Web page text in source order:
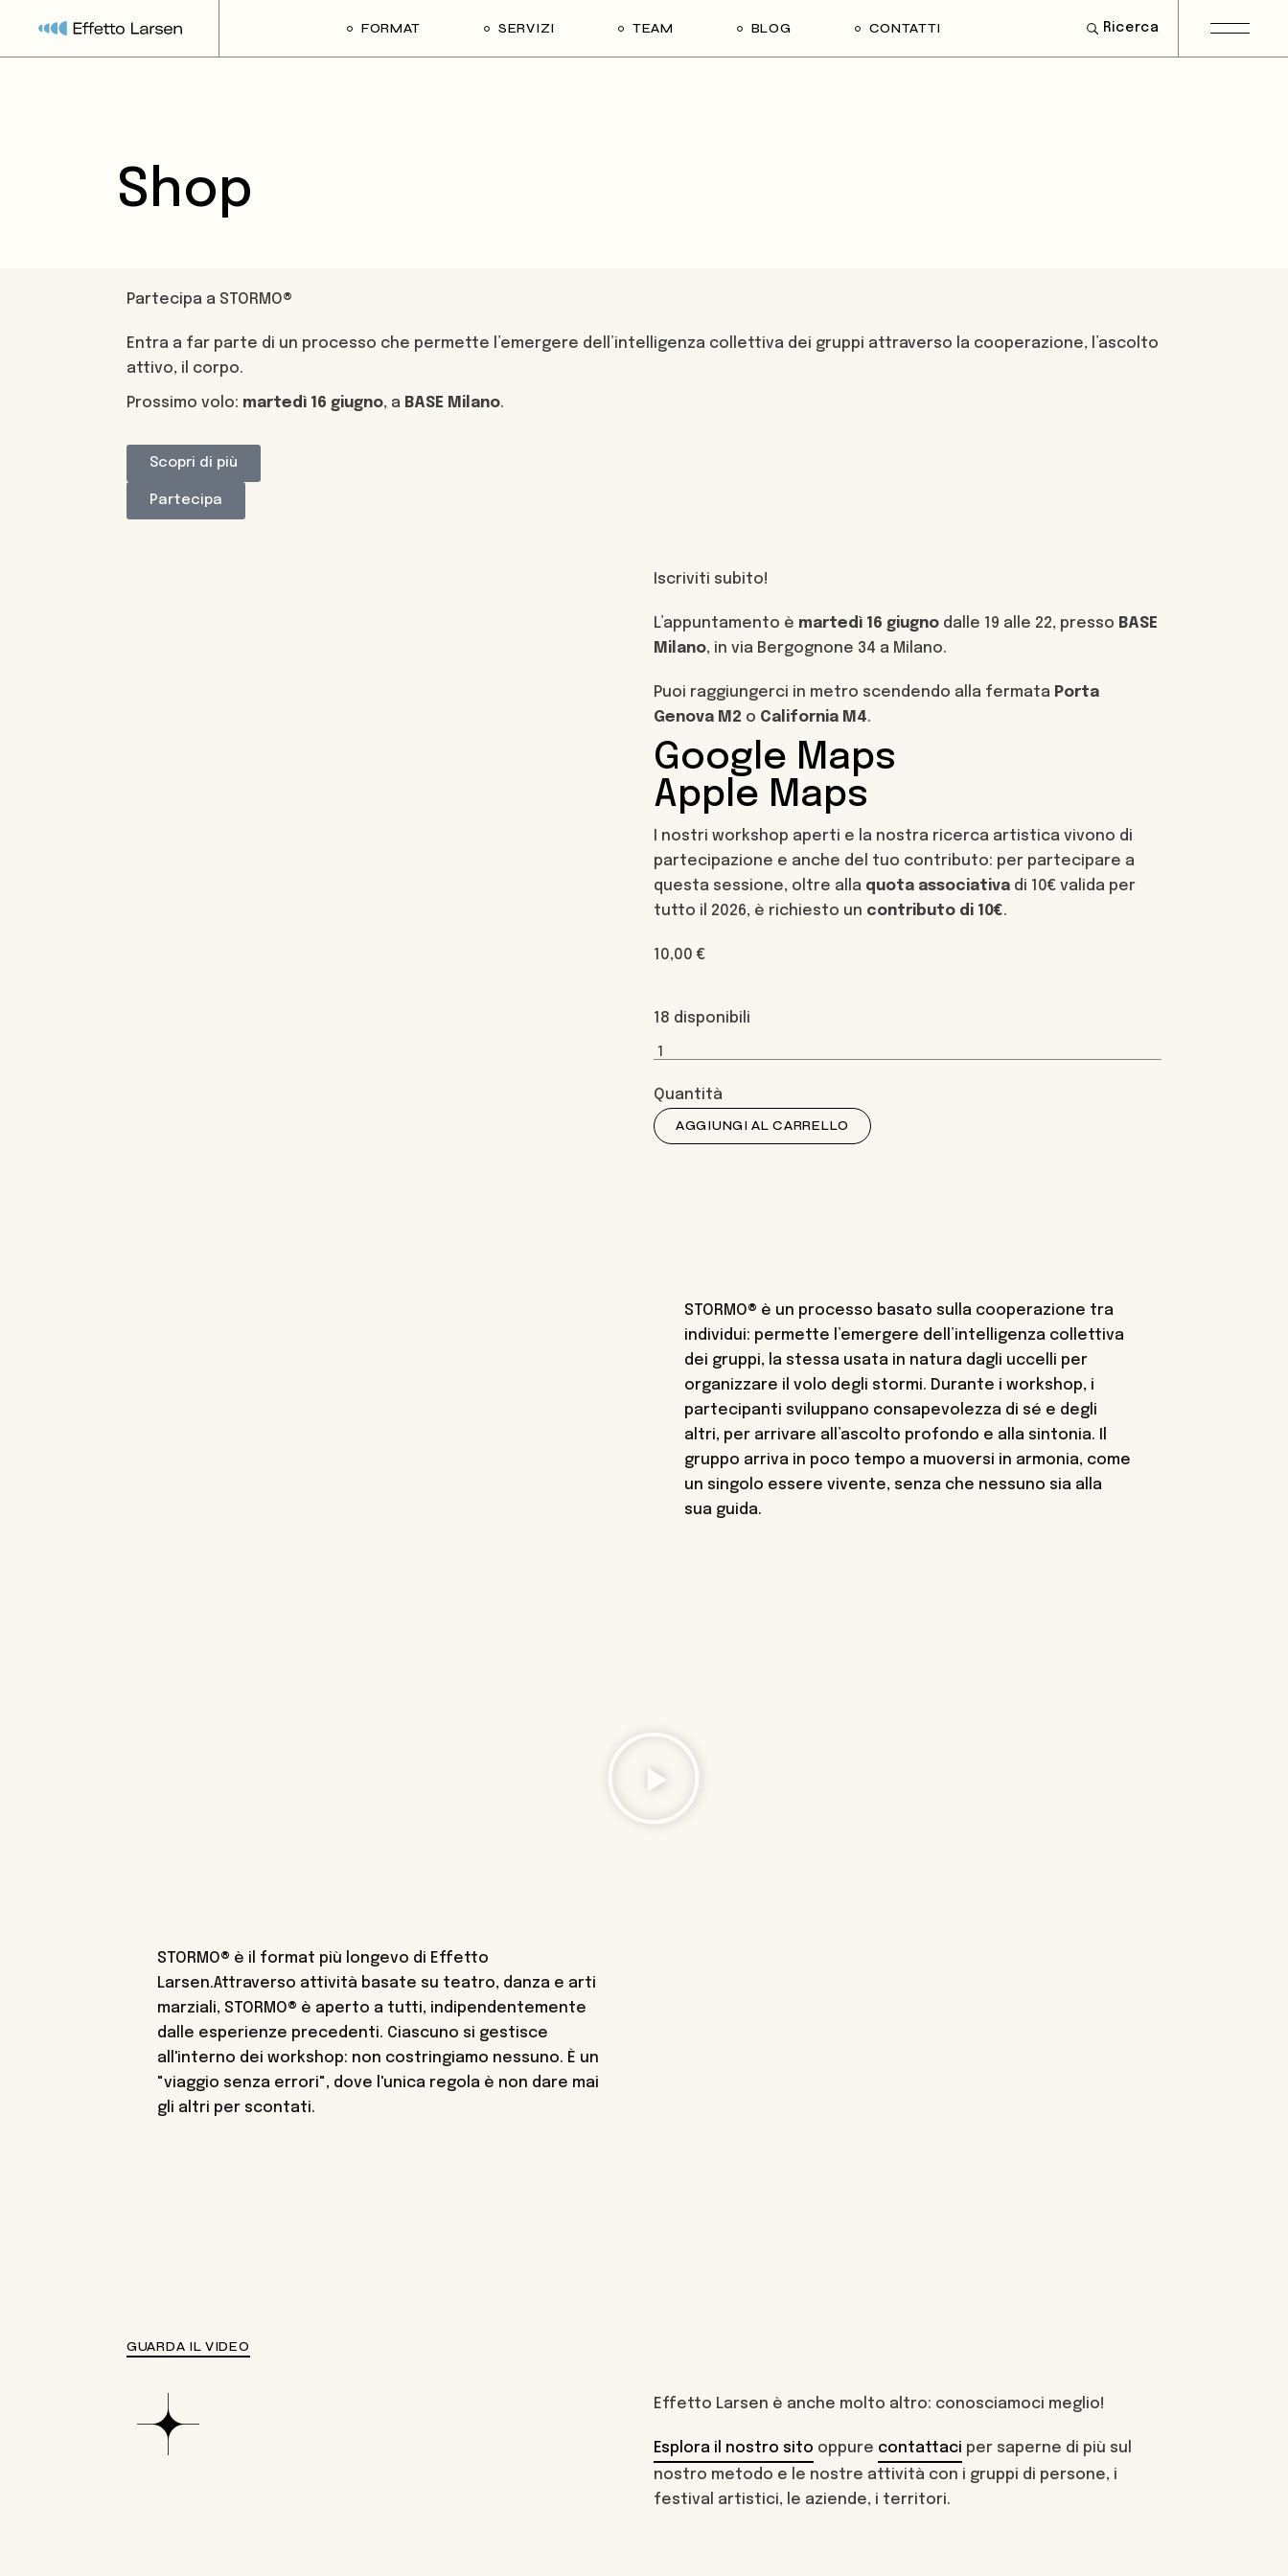
FORMAT SERVIZI
Comunicazione digital
TEAM BLOG CONTATTI Ricerca
Shop
Partecipa a STORMO®
Entra a far parte di un processo che permette l’emergere dell’intelligenza collettiva dei gruppi attraverso la cooperazione, l’ascolto
attivo, il corpo.
Prossimo volo: martedì 16 giugno, a BASE Milano.
Scopri di più
Partecipa
Iscriviti subito!
L’appuntamento è martedì 16 giugno dalle 19 alle 22, presso BASE
Milano, in via Bergognone 34 a Milano.
Puoi raggiungerci in metro scendendo alla fermata Porta
Genova M2 o California M4.
Google Maps
Apple Maps
I nostri workshop aperti e la nostra ricerca artistica vivono di
partecipazione e anche del tuo contributo: per partecipare a
questa sessione, oltre alla quota associativa di 10€ valida per
tutto il 2026, è richiesto un contributo di 10€.
10,00 €
18 disponibili
AGGIUNGI AL CARRELLO
STORMO® è un processo basato sulla cooperazione tra
individui: permette l’emergere dell’intelligenza collettiva
dei gruppi, la stessa usata in natura dagli uccelli per
organizzare il volo degli stormi. Durante i workshop, i
partecipanti sviluppano consapevolezza di sé e degli
altri, per arrivare all’ascolto profondo e alla sintonia. Il
gruppo arriva in poco tempo a muoversi in armonia, come
un singolo essere vivente, senza che nessuno sia alla
sua guida.
STORMO® è il format più longevo di Effetto
Larsen.Attraverso attività basate su teatro, danza e arti
marziali, STORMO® è aperto a tutti, indipendentemente
dalle esperienze precedenti. Ciascuno si gestisce
all'interno dei workshop: non costringiamo nessuno. È un
"viaggio senza errori", dove l'unica regola è non dare mai
gli altri per scontati.
GUARDA IL VIDEO
Effetto Larsen è anche molto altro: conosciamoci meglio!
Esplora il nostro sito oppure contattaci per saperne di più sul
nostro metodo e le nostre attività con i gruppi di persone, i
festival artistici, le aziende, i territori.